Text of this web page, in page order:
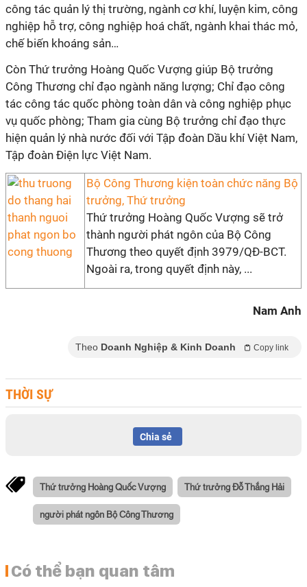
công tác quản lý thị trường, ngành cơ khí, luyện kim, công
nghiệp hỗ trợ, công nghiệp hoá chất, ngành khai thác mỏ,
chế biến khoáng sản…
Còn Thứ trưởng Hoàng Quốc Vượng giúp Bộ trưởng
Công Thương chỉ đạo ngành năng lượng; Chỉ đạo công
tác công tác quốc phòng toàn dân và công nghiệp phục
vụ quốc phòng; Tham gia cùng Bộ trưởng chỉ đạo thực
hiện quản lý nhà nước đối với Tập đoàn Dầu khí Việt Nam,
Tập đoàn Điện lực Việt Nam.
Bộ Công Thương kiện toàn chức năng Bộ
trưởng, Thứ trưởng
Thứ trưởng Hoàng Quốc Vượng sẽ trở
thành người phát ngôn của Bộ Công
Thương theo quyết định 3979/QĐ-BCT.
Ngoài ra, trong quyết định này, ...
Nam Anh
Theo Doanh Nghiệp & Kinh Doanh Copy link
THỜI SỰ
Chia sẻ
Thứ trưởng Hoàng Quốc Vượng Thứ trưởng Đỗ Thắng Hải
người phát ngôn Bộ Công Thương
Có thể bạn quan tâm